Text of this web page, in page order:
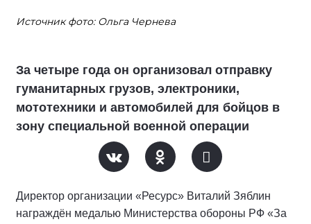
Источник фото: Ольга Чернева
За четыре года он организовал отправку
гуманитарных грузов, электроники,
мототехники и автомобилей для бойцов в
зону специальной военной операции
Директор организации «Ресурс» Виталий Зяблин
награждён медалью Министерства обороны РФ «За